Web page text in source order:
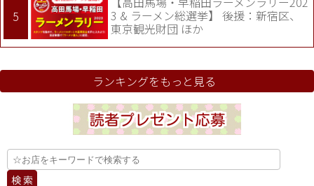
3 & ラーメン総選挙】 後援：新宿区、
東京観光財団 ほか
ランキングをもっと見る